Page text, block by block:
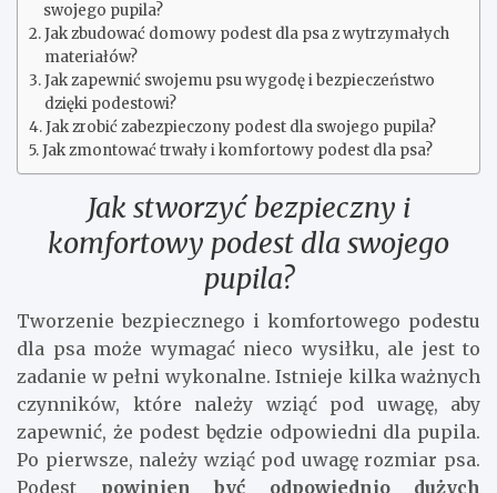
swojego pupila?
Jak zbudować domowy podest dla psa z wytrzymałych
materiałów?
Jak zapewnić swojemu psu wygodę i bezpieczeństwo
dzięki podestowi?
Jak zrobić zabezpieczony podest dla swojego pupila?
Jak zmontować trwały i komfortowy podest dla psa?
Jak stworzyć bezpieczny i
komfortowy podest dla swojego
pupila?
Tworzenie bezpiecznego i komfortowego podestu
dla psa może wymagać nieco wysiłku, ale jest to
zadanie w pełni wykonalne. Istnieje kilka ważnych
czynników, które należy wziąć pod uwagę, aby
zapewnić, że podest będzie odpowiedni dla pupila.
Po pierwsze, należy wziąć pod uwagę rozmiar psa.
Podest powinien być odpowiednio dużych